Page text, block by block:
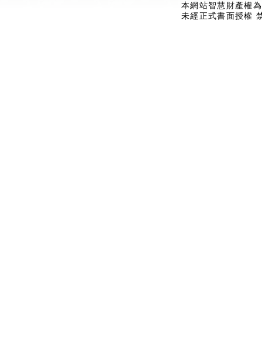
本網站智慧財產權
未經正式書面授權